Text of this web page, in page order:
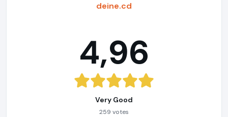
deine.cd
4,96
Very Good
259 votes